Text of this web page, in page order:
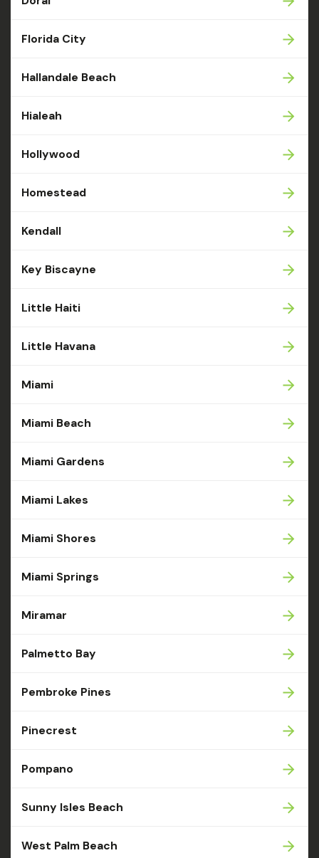
Florida City
Hallandale Beach
Hialeah
Hollywood
Homestead
Kendall
Key Biscayne
Little Haiti
Little Havana
Miami
Miami Beach
Miami Gardens
Miami Lakes
Miami Shores
Miami Springs
Miramar
Palmetto Bay
Pembroke Pines
Pinecrest
Pompano
Sunny Isles Beach
West Palm Beach